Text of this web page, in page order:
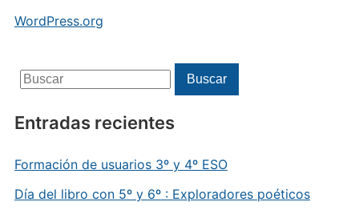
WordPress.org
Buscar: Buscar
Entradas recientes
Formación de usuarios 3º y 4º ESO
Día del libro con 5º y 6º : Exploradores poéticos